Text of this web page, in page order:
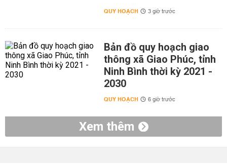
QUY HOẠCH 3 giờ trước
Bản đồ quy hoạch giao
thông xã Giao Phúc, tỉnh
Ninh Bình thời kỳ 2021 -
2030
QUY HOẠCH 6 giờ trước
Xem thêm